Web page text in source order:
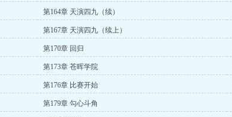
第164章 天演四九（续）
第167章 天演四九（续上）
第170章 回归
第173章 苍晖学院
第176章 比赛开始
第179章 勾心斗角